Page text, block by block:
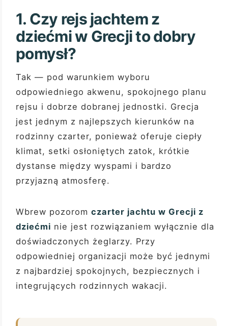
1. Czy rejs jachtem z
dziećmi w Grecji to dobry
pomysł?
Tak — pod warunkiem wyboru
odpowiedniego akwenu, spokojnego planu
rejsu i dobrze dobranej jednostki. Grecja
jest jednym z najlepszych kierunków na
rodzinny czarter, ponieważ oferuje ciepły
klimat, setki osłoniętych zatok, krótkie
dystanse między wyspami i bardzo
przyjazną atmosferę.
Wbrew pozorom czarter jachtu w Grecji z
dziećmi nie jest rozwiązaniem wyłącznie dla
doświadczonych żeglarzy. Przy
odpowiedniej organizacji może być jednymi
z najbardziej spokojnych, bezpiecznych i
integrujących rodzinnych wakacji.